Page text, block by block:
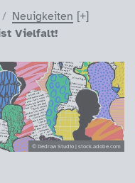
Neuigkeiten
Vielfalt!
© Dedraw Studio | stock.adobe.com